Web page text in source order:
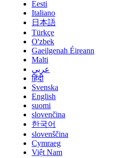
Eesti
Italiano
日本語
Türkçe
O'zbek
Gaeilgenah Éireann
Malti
عربي
हिंदी
Svenska
English
suomi
slovenčina
한국어
slovenščina
Cymraeg
Việt Nam